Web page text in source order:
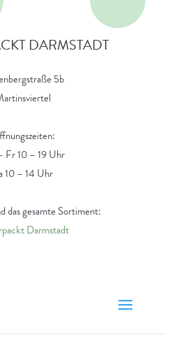
DARMSTADT
5b
Fr 10 – 19 Uhr
10 – 14 Uhr
das gesamte Sortiment:
Darmstadt